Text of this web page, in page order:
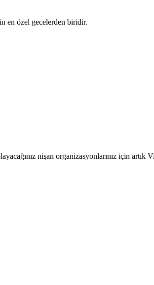
en özel gecelerden biridir.
nişan organizasyonlarınız için